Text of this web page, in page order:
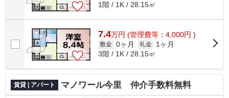
1階 / 1K / 28.15㎡
7.4万円 (管理費等：4,000円 )
敷金 0ヶ月 礼金
1ヶ月
3階 / 1K / 28.15㎡
賃貸 | アパート マノワール今里 仲介手数料無料